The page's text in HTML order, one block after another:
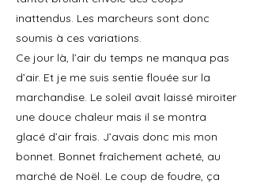
inattendus. Les marcheurs sont donc
soumis à ces variations.
Ce jour là, l’air du temps ne manqua pas
d’air. Et je me suis sentie flouée sur la
marchandise. Le soleil avait laissé miroiter
une douce chaleur mais il se montra
glacé d’air frais. J’avais donc mis mon
bonnet. Bonnet fraîchement acheté, au
marché de Noël. Le coup de foudre, ça